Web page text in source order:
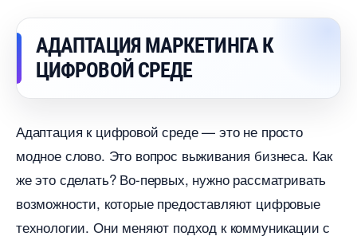
АДАПТАЦИЯ МАРКЕТИНГА К
ЦИФРОВОЙ СРЕДЕ
Адаптация к цифровой среде — это не просто
модное слово. Это вопрос выживания бизнеса. Как
же это сделать? Во-первых, нужно рассматривать
озможности, которые предоставляют цифровые
технологии. Они меняют подход к коммуникации с